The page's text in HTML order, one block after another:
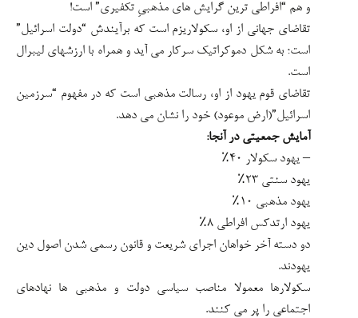
و هم “افراطی ترین گرایش های مذهبیِ تکفیری” است!
تقاضای جهانی از او، سکولاریزم است که برآیندش “دولت اسرائیل”
است؛ به شکل دموکراتیک سرکار می آید و همراه با ارزشهای لیبرال
است.
تقاضای قوم یهود از او، رسالت مذهبی است که در مفهوم “سرزمین
اسرائیل”(ارض موعود) خود را نشان می دهد.
آمایش جمعیتی در آنجا:
– یهود سکولار ۴۰٪
یهود سنتی ۲۳٪
یهود مذهبی ۱۰٪
یهود ارتدکس افراطی ۸٪
دو دسته آخر خواهان اجرای شریعت و قانون رسمی شدن اصول دین
یهودند.
سکولارها معمولا مناصب سیاسی دولت و مذهبی ها نهادهای
اجتماعی را پر می کنند.